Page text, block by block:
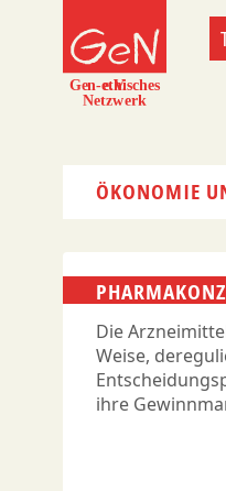
ÖKONOMIE
Die
Weise,
ihre